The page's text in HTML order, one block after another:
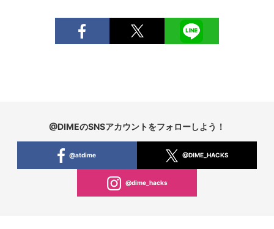
@DIMEのSNSアカウントをフォローしよう！
@atdime @DIME_HACKS
@dime_hacks